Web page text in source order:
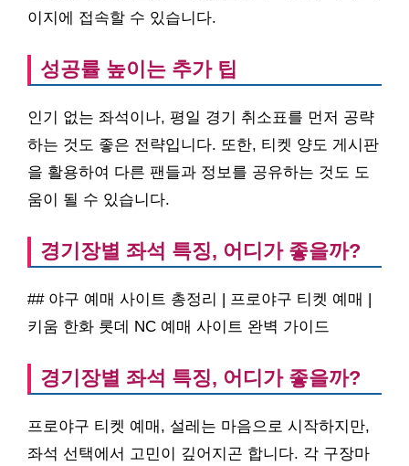
이지에 접속할 수 있습니다.
성공률 높이는 추가 팁
인기 없는 좌석이나, 평일 경기 취소표를 먼저 공략
하는 것도 좋은 전략입니다. 또한, 티켓 양도 게시판
을 활용하여 다른 팬들과 정보를 공유하는 것도 도
움이 될 수 있습니다.
경기장별 좌석 특징, 어디가 좋을까?
## 야구 예매 사이트 총정리 | 프로야구 티켓 예매 |
키움 한화 롯데 NC 예매 사이트 완벽 가이드
경기장별 좌석 특징, 어디가 좋을까?
프로야구 티켓 예매, 설레는 마음으로 시작하지만,
좌석 선택에서 고민이 깊어지곤 합니다. 각 구장마